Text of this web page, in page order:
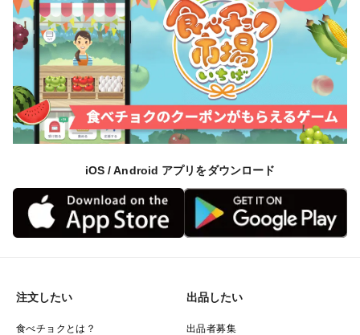
iOS / Android アプリをダウンロード
注文したい
食べチョクとは？
出品したい
出品者募集